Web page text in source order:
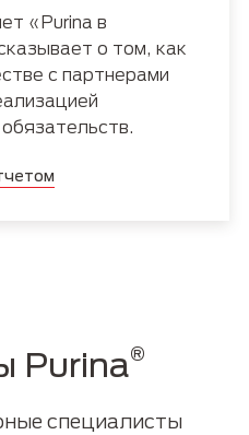
«Purina в
о том, как
с партнерами
Purina®
специалисты